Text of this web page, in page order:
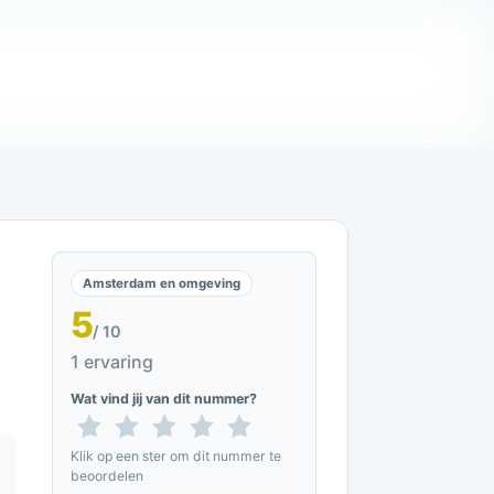
Amsterdam en omgeving
5/ 10
1 ervaring
Wat vind jij van dit nummer?
Klik op een ster om dit nummer te
beoordelen